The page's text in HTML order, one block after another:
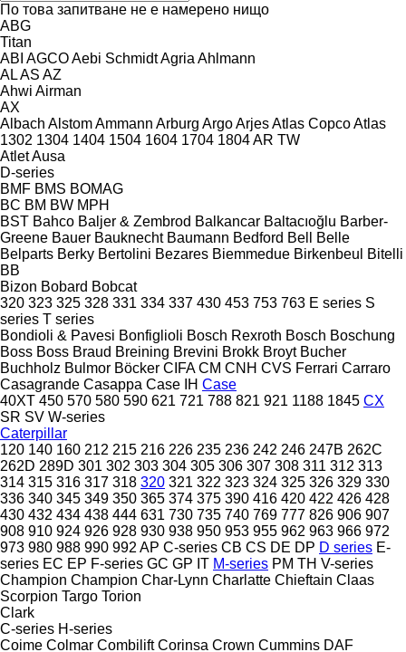
По това запитване не е намерено нищо
ABG
Titan
ABI AGCOAebi SchmidtAgria Ahlmann
ALAS AZ
Ahwi Airman
AX
Albach AlstomAmmann Arburg ArgoArjesAtlas CopcoAtlas
1302 1304 1404 1504 1604 1704 1804AR TW
AtletAusa
D-series
BMF BMS BOMAG
BC BM BW MPH
BST Bahco Baljer & Zembrod Balkancar Baltacıoğlu Barber-
Greene Bauer Bauknecht Baumann Bedford Bell
Belle
Belparts Berky Bertolini Bezares Biemmedue Birkenbeul
Bitelli
BB
Bizon Bobard Bobcat
320 323 325 328 331 334 337 430 453 753 763 E series S
series T series
Bondioli & Pavesi Bonfiglioli Bosch Rexroth Bosch Boschung
Boss Boss Braud Breining Brevini Brokk Broyt Bucher
Buchholz Bulmor Böcker CIFA CM CNH CVS Ferrari Carraro
Casagrande Casappa Case IH Case
40XT 450 570 580 590 621 721 788 821 921 1188 1845 CX
SR SV W-series
Caterpillar
120 140 160 212 215 216 226 235 236 242 246 247B 262C
262D 289D 301 302 303 304 305 306 307 308 311 312 313
314 315 316 317 318 320 321 322 323 324 325 326 329 330
336 340 345 349 350 365 374 375 390 416 420 422 426 428
430 432 434 438 444 631 730 735 740 769 777 826 906 907
908 910 924 926 928 930 938 950 953 955 962 963 966 972
973 980 988 990 992 AP C-series CB CS DE DP D series E-
series EC EP F-series GC GP IT M-series PM TH V-series
Champion Champion Char-Lynn Charlatte Chieftain Claas
Scorpion Targo Torion
Clark
C-series H-series
Coime Colmar Combilift Corinsa Crown Cummins DAF